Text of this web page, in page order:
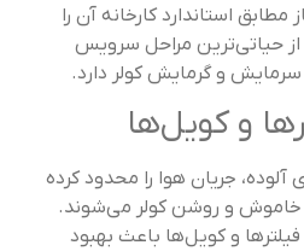
استاندارد کارخانه آن را
از حیاتی‌ترین مراحل سرویس
و گرمایش کولر دارد.
و کویل‌ها
جریان هوا را محدود کرده
خاموش و روشن کولر می‌شوند.
و کویل‌ها باعث بهبود